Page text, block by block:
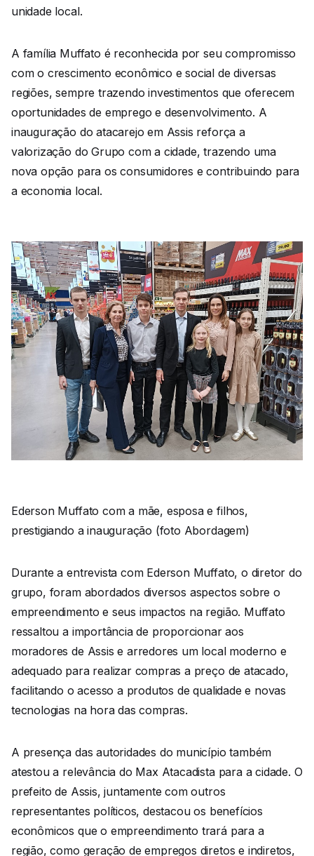
unidade local.
A família Muffato é reconhecida por seu compromisso
com o crescimento econômico e social de diversas
regiões, sempre trazendo investimentos que oferecem
oportunidades de emprego e desenvolvimento. A
inauguração do atacarejo em Assis reforça a
valorização do Grupo com a cidade, trazendo uma
nova opção para os consumidores e contribuindo para
a economia local.
Ederson Muffato com a mãe, esposa e filhos,
prestigiando a inauguração (foto Abordagem)
Durante a entrevista com Ederson Muffato, o diretor do
grupo, foram abordados diversos aspectos sobre o
empreendimento e seus impactos na região. Muffato
ressaltou a importância de proporcionar aos
moradores de Assis e arredores um local moderno e
adequado para realizar compras a preço de atacado,
facilitando o acesso a produtos de qualidade e novas
tecnologias na hora das compras.
A presença das autoridades do município também
atestou a relevância do Max Atacadista para a cidade. O
prefeito de Assis, juntamente com outros
representantes políticos, destacou os benefícios
econômicos que o empreendimento trará para a
região, como geração de empregos diretos e indiretos,